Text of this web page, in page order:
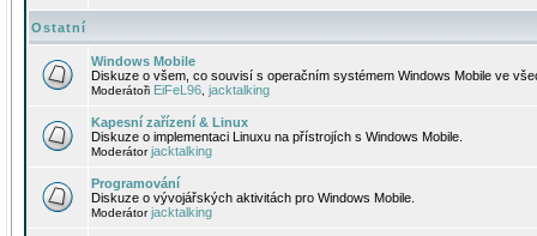
Ostatní
Windows Mobile
Diskuze o všem, co souvisí s operačním systémem Windows Mobile ve
Moderátoři EiFeL96 jacktalking
Kapesní zařízení & Linux
Diskuze o implementaci Linuxu na přístrojích s Windows Mobile.
Moderátorjacktalking
Programování
Diskuze o vývojářských aktivitách pro Windows Mobile.
Moderátorjacktalking